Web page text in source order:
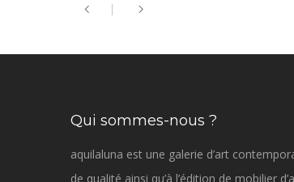
Qui sommes-nous ?
aquilaluna est une galerie d’art
de qualité ainsi qu’à l’édition de mobilier